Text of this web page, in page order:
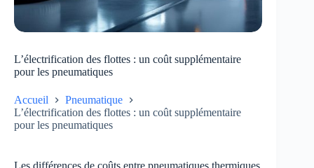
L’électrification des flottes : un coût supplémentaire
pour les pneumatiques
Accueil
Pneumatique
L’électrification des flottes : un coût supplémentaire
pour les pneumatiques
Les différences de coûts entre pneumatiques thermiques